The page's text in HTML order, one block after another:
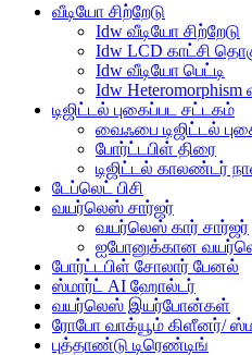
வீடியோ சிற்றேடு
Idw வீடியோ சிற்றேடு
Idw LCD காட்சி
Idw வீடியோ பெட்டி
Idw
டிஜிட்டல் புகைப்பட சட்டகம்
வைஃபை டிஜிட்டல்
போர்ட்டபிள் திரை
டிஜிட்டல் காலண்டர்
டேப்லெட் பிசி
வயர்லெஸ் சார்ஜர்
வயர்லெஸ் கார் சார்ஜர்
ஐபோனுக்கான
போர்ட்டபிள் சோலார் பேனல்
ஸ்மார்ட் AI ஹோல்டர்
வயர்லெஸ் இயர்போன்கள்
ரோபோ வாக்யூம் கிளீனர்/
புத்தாண்டு டிரெண்டிங்